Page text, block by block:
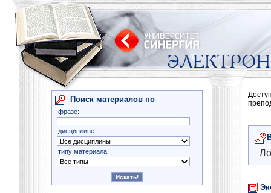
Поиск материалов по
фразе:
дисциплине:
типу материала: